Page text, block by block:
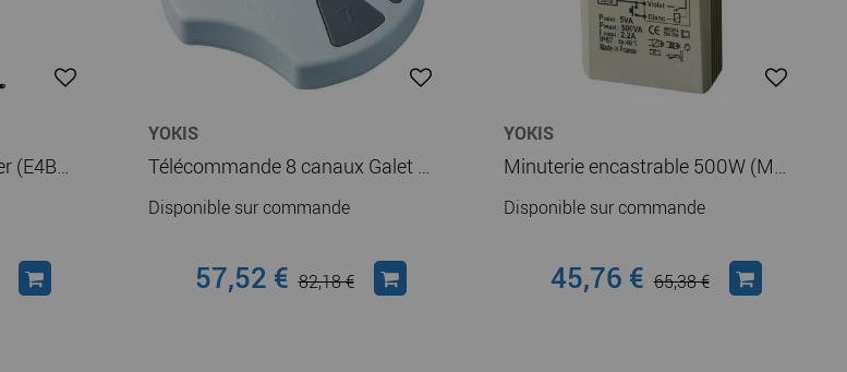
Emetteur 4 canaux power (E4BPP)
YOKIS
Télécommande 8 canaux Galet Blanc Power (GALET8TP)
Disponible sur commande
57,52 € 82,18 €
YOKIS
Minuterie encastrable 500W (MTM500E)
Disponible sur commande
45,76 € 65,38 €